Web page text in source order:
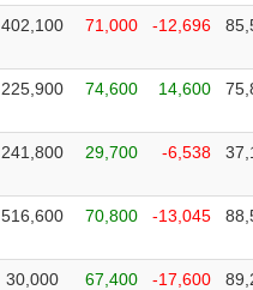
402,100 71,000 -12,696
225,900 74,600 14,600
241,800 29,700 -6,538
516,600 70,800 -13,045
30,000 67,400 -17,600